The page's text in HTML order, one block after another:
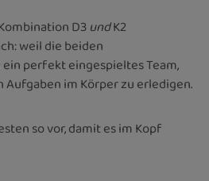
D3undK2
weil die beiden
perfekt eingespieltes Team,
im Körper zu erledigen.
so vor, damit es im Kopf